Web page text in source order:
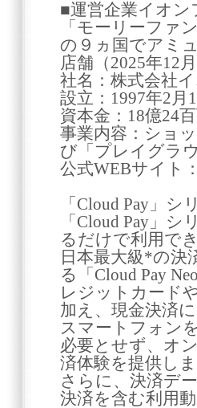
■運営企業イオ
「モーリーファ
の９ヵ国でアミ
店舗（2025年12
社名：株式会社
設立：1997年2月
資本金：18億24
事業内容：ショ
び「プレイグラ
公式WEBサイト：
「Cloud Pay」シ
「Cloud Pay」
るだけで利用で
日本最大級*の決
る「Cloud Pay
レジットカード
加え、現金決済
スマートフォン
必要とせず、オ
済体験を提供しま
さらに、決済デ
決済を含む利用